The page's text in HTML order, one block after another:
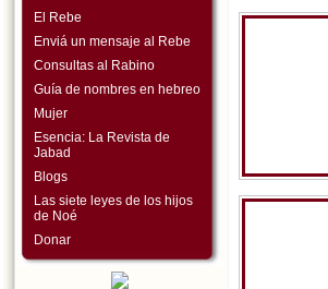
El Rebe
Enviá un mensaje al Rebe
Consultas al Rabino
Guía de nombres en hebreo
Mujer
Esencia: La Revista de
Jabad
Blogs
Las siete leyes de los hijos
de Noé
Donar